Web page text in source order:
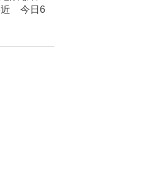
近 今日6